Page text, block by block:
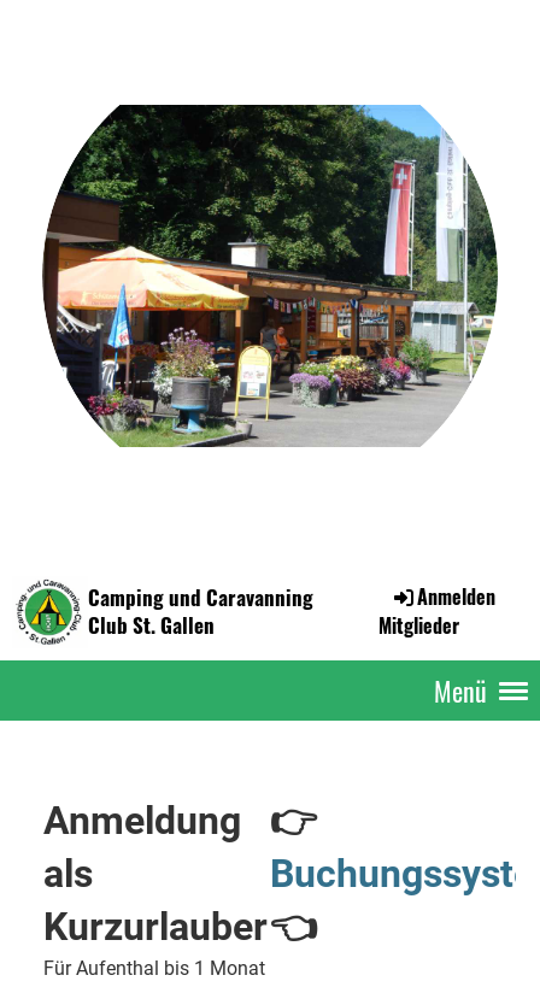
Camping und Caravanning
Club St. Gallen
Anmelden
Mitglieder
Menü
Anmeldung
als
Kurzurlauber
👉
👈
Für Aufenthal bis 1 Monat